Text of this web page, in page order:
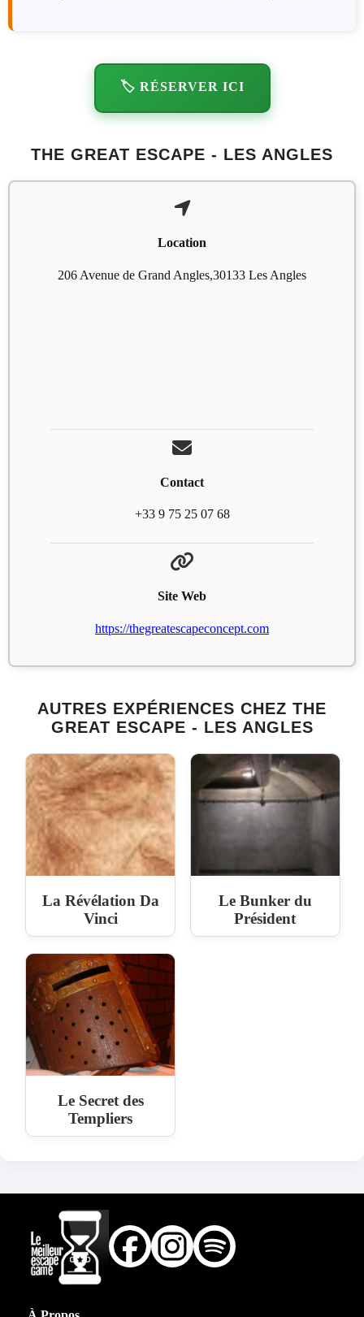
🏷️ RÉSERVER ICI
THE GREAT ESCAPE - LES ANGLES
Location
206 Avenue de Grand Angles,30133 Les Angles
Contact
+33 9 75 25 07 68
Site Web
https://thegreatescapeconcept.com
AUTRES EXPÉRIENCES CHEZ THE
GREAT ESCAPE - LES ANGLES
La Révélation Da
Vinci
Le Bunker du
Président
Le Secret des
Templiers